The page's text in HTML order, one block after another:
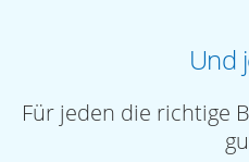
Und
Für jeden die richtige